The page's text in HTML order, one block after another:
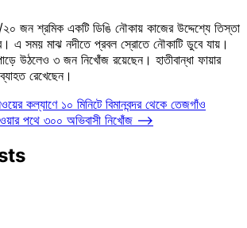
২০ জন শ্রমিক একটি ডিঙি নৌকায় কাজের উদ্দেশ্যে তিস্তা
এ সময় মাঝ নদীতে প্রবল স্রোতে নৌকাটি ডুবে যায়।
উঠলেও ৩ জন নিখোঁজ রয়েছেন। হাতীবান্ধা ফায়ার
রেখেছেন।
কল্যাণে ১০ মিনিটে বিমানবন্দর থেকে তেজগাঁও
পথে ৩০০ অভিবাসী নিখোঁজ ⟶